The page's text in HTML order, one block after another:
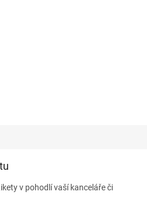
v pohodlí vaší kanceláře či